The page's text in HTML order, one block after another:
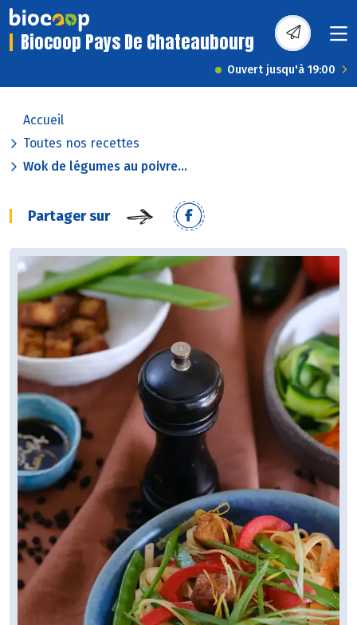
Biocoop Pays De Chateaubourg
Ouvert jusqu'à 19:00
Accueil
Toutes nos recettes
Wok de légumes au poivre...
Partager sur